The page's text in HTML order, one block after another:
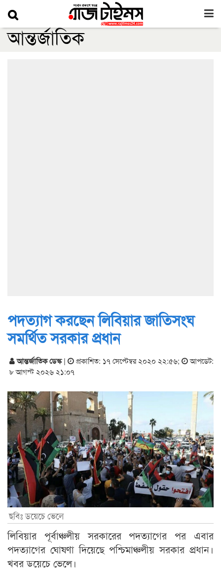
আন্তর্জাতিক
পদত্যাগ করছেন লিবিয়ার জাতিসংঘ
সমর্থিত সরকার প্রধান
আন্তর্জাতিক ডেস্ক| প্রকাশিত: ১৭ সেপ্টেম্বর ২০২০ ২২:৫৬;
আপডেট:
৮ আগস্ট ২০২৬ ২১:০৭
ছবিঃ ডয়েচে ভেলে
লিবিয়ার পূর্বাঞ্চলীয় সরকারের পদত্যাগের পর এবার
পদত্যাগের ঘোষণা দিয়েছে পশ্চিমাঞ্চলীয় সরকার প্রধান।
খবর ডয়েচে ভেলে।